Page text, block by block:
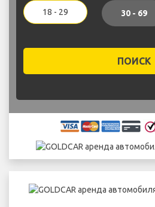
18 - 29 30 - 69
ПОИСК